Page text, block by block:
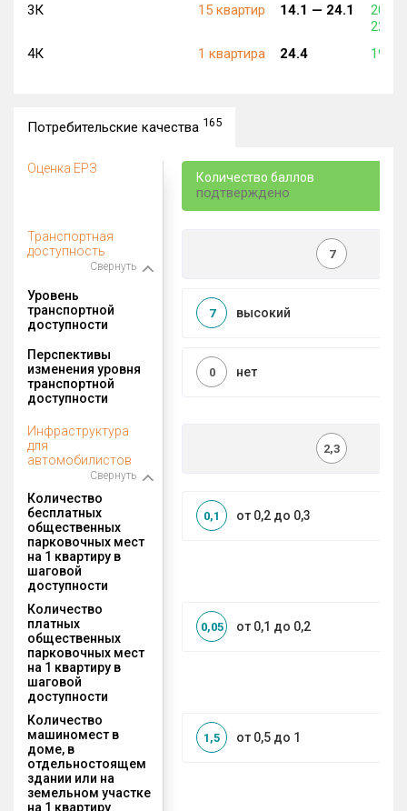
3К
15 квартир 14.1 — 24.1
200
226
4К
1 квартира 24.4 193
Потребительские качества 165
Оценка ЕРЗ
Количество баллов
подтверждено
Транспортная
доступность
Свернуть
7
Уровень
транспортной
доступности
высокий
7
Перспективы
изменения уровня
транспортной
доступности
нет
0
Инфраструктура
для
автомобилистов
Свернуть
2,3
Количество
бесплатных
общественных
парковочных мест
на 1 квартиру в
шаговой
доступности
от 0,2 до 0,3
0,1
Количество
платных
общественных
парковочных мест
на 1 квартиру в
шаговой
доступности
от 0,1 до 0,2
0,05
Количество
машиномест в
доме, в
отдельностоящем
здании или на
земельном участке
на 1 квартиру
от 0,5 до 1
1,5